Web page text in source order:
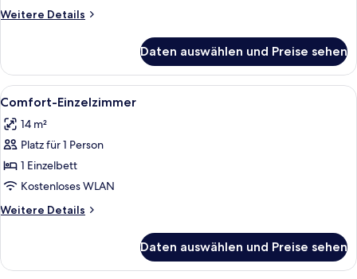
Weitere Details
Weitere
Einzelzimmer
Daten auswählen und Preise sehen
Alle
Fotos
für
Comfort-
Einzelzimmer
anzeigen
Ein Hotelzimmer mit hölzernem
4
Comfort-Einzelzimmer
14 m²
Platz für 1 Person
1 Einzelbett
Kostenloses WLAN
Weitere Details
Weitere
Einzelzimmer
Daten auswählen und Preise sehen